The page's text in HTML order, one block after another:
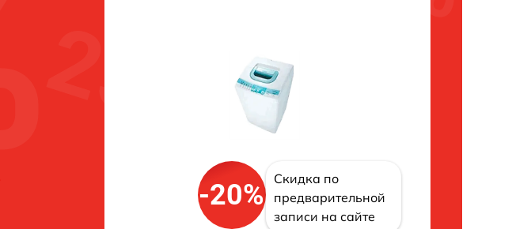
-20%
Скидка по
предварительной
записи на сайте